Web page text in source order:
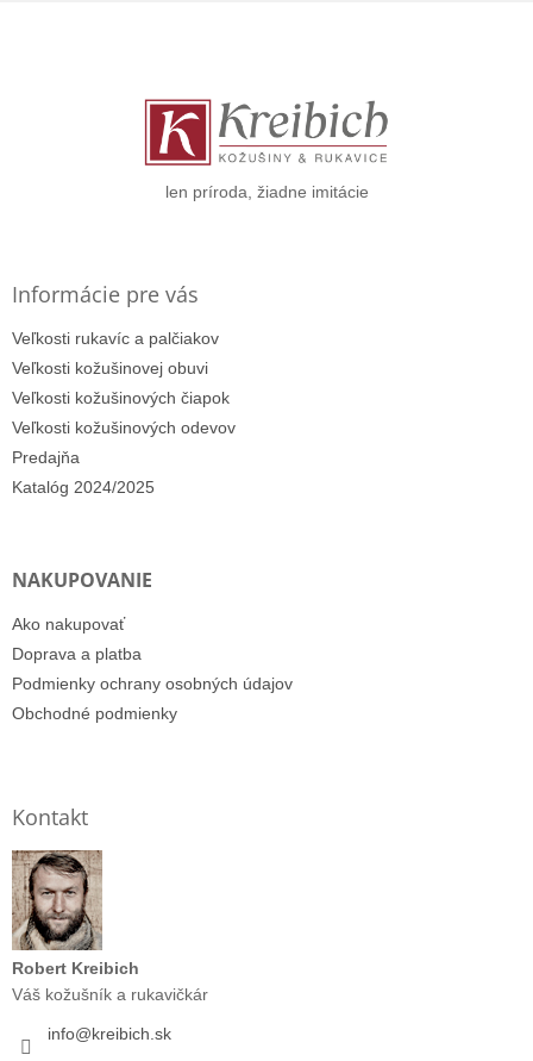
len príroda, žiadne imitácie
Informácie pre vás
Veľkosti rukavíc a palčiakov
Veľkosti kožušinovej obuvi
Veľkosti kožušinových čiapok
Veľkosti kožušinových odevov
Predajňa
Katalóg 2024/2025
NAKUPOVANIE
Ako nakupovať
Doprava a platba
Podmienky ochrany osobných údajov
Obchodné podmienky
Kontakt
Robert Kreibich
Váš kožušník a rukavičkár
info@kreibich.sk